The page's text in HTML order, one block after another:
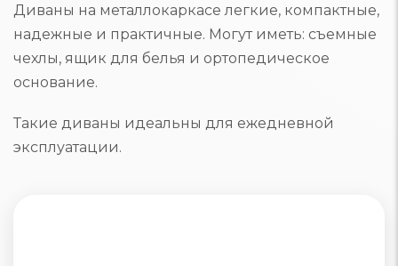
Диваны на металлокаркасе легкие, компактные,
надежные и практичные. Могут иметь: съемные
чехлы, ящик для белья и ортопедическое
основание.
Такие диваны идеальны для ежедневной
эксплуатации.